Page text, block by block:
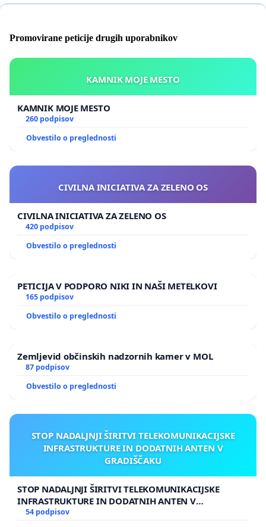
Promovirane peticije drugih uporabnikov
KAMNIK MOJE MESTO
KAMNIK MOJE MESTO
260 podpisov
Obvestilo o preglednosti
CIVILNA INICIATIVA ZA ZELENO OS
CIVILNA INICIATIVA ZA ZELENO OS
420 podpisov
Obvestilo o preglednosti
PETICIJA V PODPORO NIKI IN NAŠI METELKOVI
165 podpisov
Obvestilo o preglednosti
Zemljevid občinskih nadzornih kamer v MOL
87 podpisov
Obvestilo o preglednosti
STOP NADALJNJI ŠIRITVI TELEKOMUNIKACIJSKE
INFRASTRUKTURE IN DODATNIH ANTEN V
GRADIŠČAKU
STOP NADALJNJI ŠIRITVI TELEKOMUNIKACIJSKE
INFRASTRUKTURE IN DODATNIH ANTEN V
GRADIŠČAKU
54 podpisov